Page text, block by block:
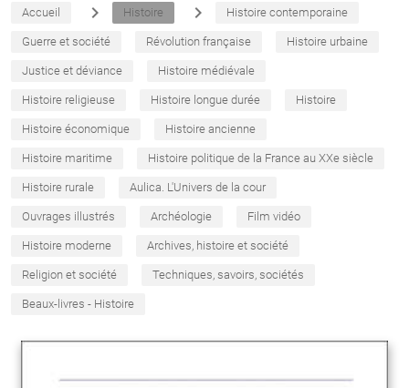
Accueil navigate_next Histoire navigate_next Histoire contemporaine
Guerre et société Révolution française Histoire urbaine
Justice et déviance Histoire médiévale
Histoire religieuse Histoire longue durée Histoire
Histoire économique Histoire ancienne
Histoire maritime Histoire politique de la France au XXe siècle
Histoire rurale Aulica. L'Univers de la cour
Ouvrages illustrés Archéologie Film vidéo
Histoire moderne Archives, histoire et société
Religion et société Techniques, savoirs, sociétés
Beaux-livres - Histoire